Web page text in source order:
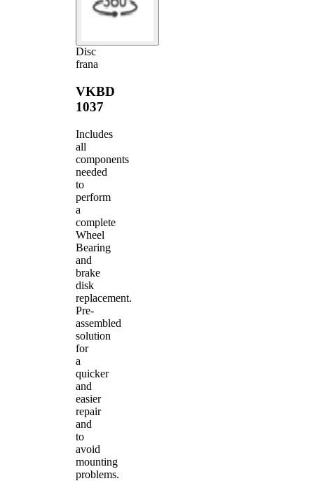
Disc
frana
VKBD
1037
Includes
all
components
needed
to
perform
a
complete
Wheel
Bearing
and
brake
disk
replacement.
Pre-
assembled
solution
for
a
quicker
and
easier
repair
and
to
avoid
mounting
problems.